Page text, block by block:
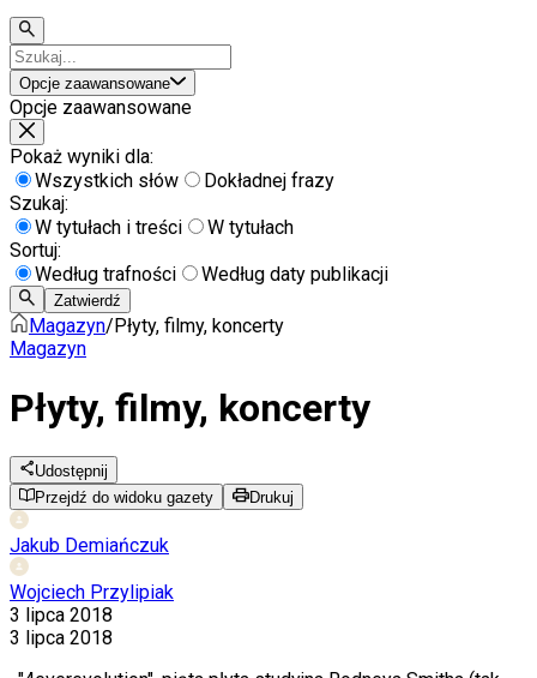
Opcje zaawansowane
Opcje zaawansowane
Pokaż wyniki dla:
Wszystkich słów
Dokładnej frazy
Szukaj:
W tytułach i treści
W tytułach
Sortuj:
Według trafności
Według daty publikacji
Zatwierdź
Magazyn/Płyty, filmy, koncerty
Magazyn
Płyty, filmy, koncerty
Udostępnij
Przejdź do widoku gazety
Drukuj
Jakub Demiańczuk
Wojciech Przylipiak
3 lipca 2018
3 lipca 2018